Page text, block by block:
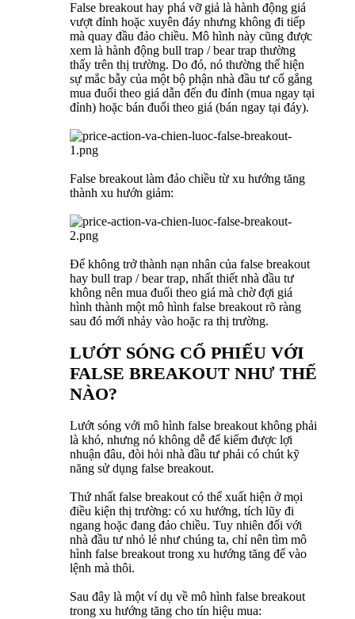
False breakout hay phá vỡ giả là hành động giá
vượt đỉnh hoặc xuyên đáy nhưng không đi tiếp
mà quay đầu đảo chiều. Mô hình này cũng được
xem là hành động bull trap / bear trap thường
thấy trên thị trường. Do đó, nó thường thể hiện
sự mắc bẫy của một bộ phận nhà đầu tư cố gắng
mua đuổi theo giá dẫn đến đu đỉnh (mua ngay tại
đỉnh) hoặc bán đuổi theo giá (bán ngay tại đáy).
False breakout làm đảo chiều từ xu hướng tăng
thành xu hướn giảm:
Để không trở thành nạn nhân của false breakout
hay bull trap / bear trap, nhất thiết nhà đầu tư
không nên mua đuổi theo giá mà chờ đợi giá
hình thành một mô hình false breakout rõ ràng
sau đó mới nhảy vào hoặc ra thị trường.
LƯỚT SÓNG CỔ PHIẾU VỚI
FALSE BREAKOUT NHƯ THẾ
NÀO?
Lướt sóng với mô hình false breakout không phải
là khó, nhưng nó không dễ để kiếm được lợi
nhuận đâu, đòi hỏi nhà đầu tư phải có chút kỹ
năng sử dụng false breakout.
Thứ nhất false breakout có thể xuất hiện ở mọi
điều kiện thị trường: có xu hướng, tích lũy đi
ngang hoặc đang đảo chiều. Tuy nhiên đối với
nhà đầu tư nhỏ lẻ như chúng ta, chỉ nên tìm mô
hình false breakout trong xu hướng tăng để vào
lệnh mà thôi.
Sau đây là một ví dụ về mô hình false breakout
trong xu hướng tăng cho tín hiệu mua: